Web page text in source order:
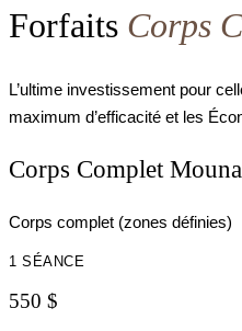
Forfaits Corps
L’ultime investissement pour
maximum d’efficacité et les
Corps Complet Mouna
Corps complet (zones définies)
1 SÉANCE
550 $